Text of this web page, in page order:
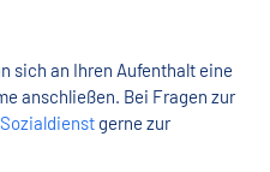
sich an Ihren Aufenthalt eine
anschließen. Bei Fragen zur
Sozialdienst gerne zur